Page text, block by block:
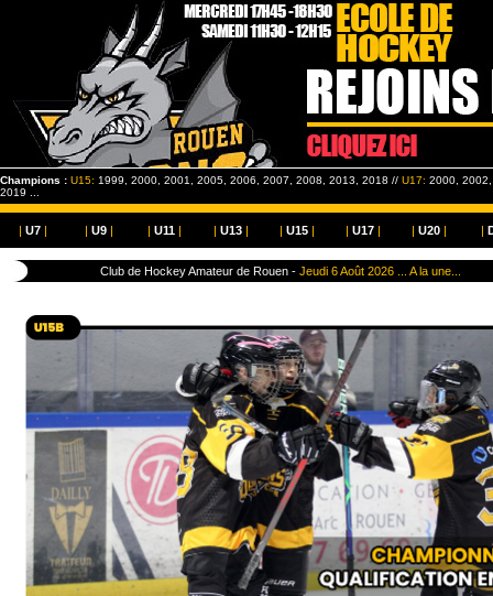
Champions : U15: 1999, 2000, 2001, 2005, 2006, 2007, 2008, 2013, 2018 // U17: 2000,
2019 ...
| U7 | | U9 | |U11 | | U13 | | U15 | | U17 | | U20 | |
Club de Hockey Amateur de Rouen - Jeudi 6 Août 2026 ... A la une...